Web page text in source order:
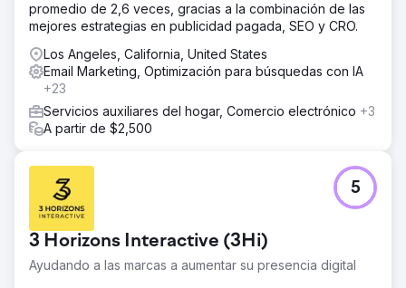
promedio de 2,6 veces, gracias a la combinación de las
mejores estrategias en publicidad pagada, SEO y CRO.
Los Angeles, California, United States
Email Marketing, Optimización para búsquedas con IA
+23
Servicios auxiliares del hogar, Comercio electrónico +3
A partir de $2,500
3 Horizons Interactive (3Hi)
Ayudando a las marcas a aumentar su presencia digital
5